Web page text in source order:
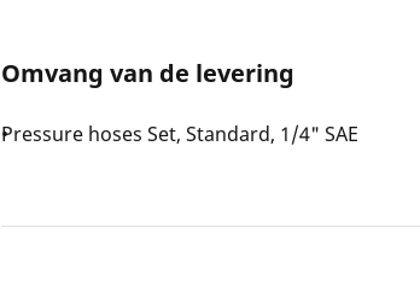
Omvang van de levering
Pressure hoses Set, Standard, 1/4" SAE